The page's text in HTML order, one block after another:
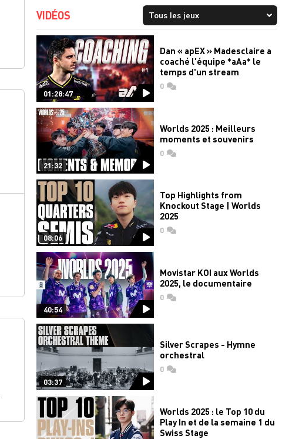
VIDÉOS
01:28:47
Dan « apEX » Madesclaire a
coaché l'équipe *aAa* le
temps d'un stream
0commentaires
21:32
Worlds 2025 : Meilleurs
moments et souvenirs
0commentaires
08:06
Top Highlights from
Knockout Stage | Worlds
2025
0commentaires
40:54
Movistar KOI aux Worlds
2025, le documentaire
0commentaires
03:37
Silver Scrapes - Hymne
orchestral
0commentaires
Worlds 2025 : le Top 10 du
Play In et de la semaine 1 du
Swiss Stage